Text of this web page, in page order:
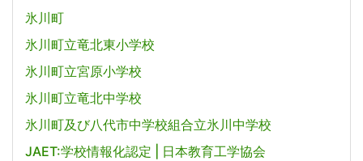
氷川町
氷川町立竜北東小学校
氷川町立宮原小学校
氷川町立竜北中学校
氷川町及び八代市中学校組合立氷川中学校
JAET:学校情報化認定 | 日本教育工学協会